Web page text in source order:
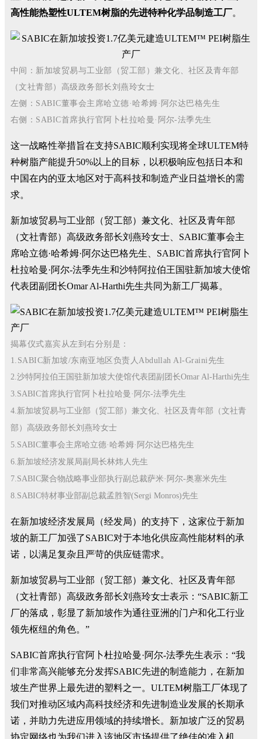
高性能热塑性ULTEM树脂的先进特种化学品制造工厂。
中间：新加坡贸易与工业部（贸工部）兼文化、社区及青年部
（文社青部）高级政务部长刘燕玲女士
左侧：SABIC董事会主席哈立德·哈希姆·阿尔达巴格先生
右侧：SABIC首席执行官阿卜杜拉哈曼·阿尔-法季先生
这一战略性举措旨在支持SABIC顺利实现将全球ULTEM特
种树脂产能提升50%以上的目标，以积极响应包括日本和
中国在内的亚太地区对于高科技和制造产业日益增长的需
求。
新加坡贸易与工业部（贸工部）兼文化、社区及青年部
（文社青部）高级政务部长刘燕玲女士、SABIC董事会主
席哈立德·哈希姆·阿尔达巴格先生、SABIC首席执行官阿卜
杜拉哈曼·阿尔-法季先生和沙特阿拉伯王国驻新加坡大使馆
代表团副团长Omar Al-Harthi先生共同为新工厂揭幕。
揭幕仪式嘉宾从左到右分别是：
1. SABIC新加坡/东南亚地区负责人Abdullah Al-Graini先生
2.沙特阿拉伯王国驻新加坡大使馆代表团副团长Omar Al-Harthi先生
3.SABIC首席执行官阿卜杜拉哈曼·阿尔-法季先生
4.新加坡贸易与工业部（贸工部）兼文化、社区及青年部（文社青
部）高级政务部长刘燕玲女士
5.SABIC董事会主席哈立德·哈希姆·阿尔达巴格先生
6.新加坡经济发展局副局长林炜人先生
7.SABIC聚合物战略事业部执行副总裁萨米·阿尔-奥塞米先生
8.SABIC特材事业部副总裁孟胜智(Sergi Monros)先生
在新加坡经济发展局（经发局）的支持下，这家位于新加
坡的新工厂加强了SABIC对于本地化供应高性能材料的承
诺，以满足复杂且严苛的供应链需求。
新加坡贸易与工业部（贸工部）兼文化、社区及青年部
（文社青部）高级政务部长刘燕玲女士表示：“SABIC新工
厂的落成，彰显了新加坡作为通往亚洲的门户和化工行业
领先枢纽的角色。”
SABIC首席执行官阿卜杜拉哈曼·阿尔-法季先生表示：“我
们非常高兴能够充分发挥SABIC先进的制造能力，在新加
坡生产世界上最先进的塑料之一。ULTEM树脂工厂体现了
我们对推动区域内高科技经济和先进制造业发展的长期承
诺，并助力先进应用领域的持续增长。新加坡广泛的贸易
协定网络也为我们进入该地区市场提供了绝佳的准入机